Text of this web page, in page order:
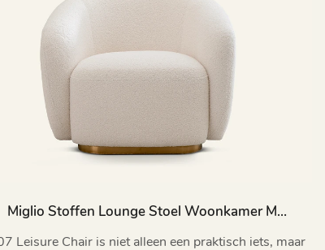
Miglio Stoffen Lounge Stoel Woonkamer M
M107
Leisure Chair is niet alleen een praktisch iets, maar